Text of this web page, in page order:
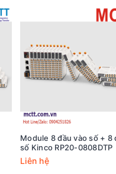
Module 8 đầu vào số + 8
số Kinco RP20-0808DTP
Liên hệ